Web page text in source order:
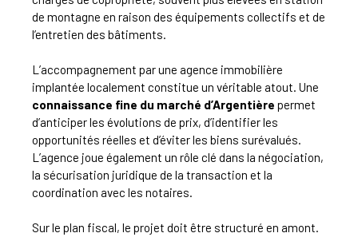
de montagne en raison des équipements collectifs et de
l’entretien des bâtiments.
L’accompagnement par une agence immobilière
implantée localement constitue un véritable atout. Une
connaissance fine du marché d’Argentière permet
d’anticiper les évolutions de prix, d’identifier les
opportunités réelles et d’éviter les biens surévalués.
L’agence joue également un rôle clé dans la négociation,
la sécurisation juridique de la transaction et la
coordination avec les notaires.
Sur le plan fiscal, le projet doit être structuré en amont.